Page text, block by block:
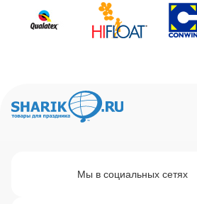
Мы в социальных сетях